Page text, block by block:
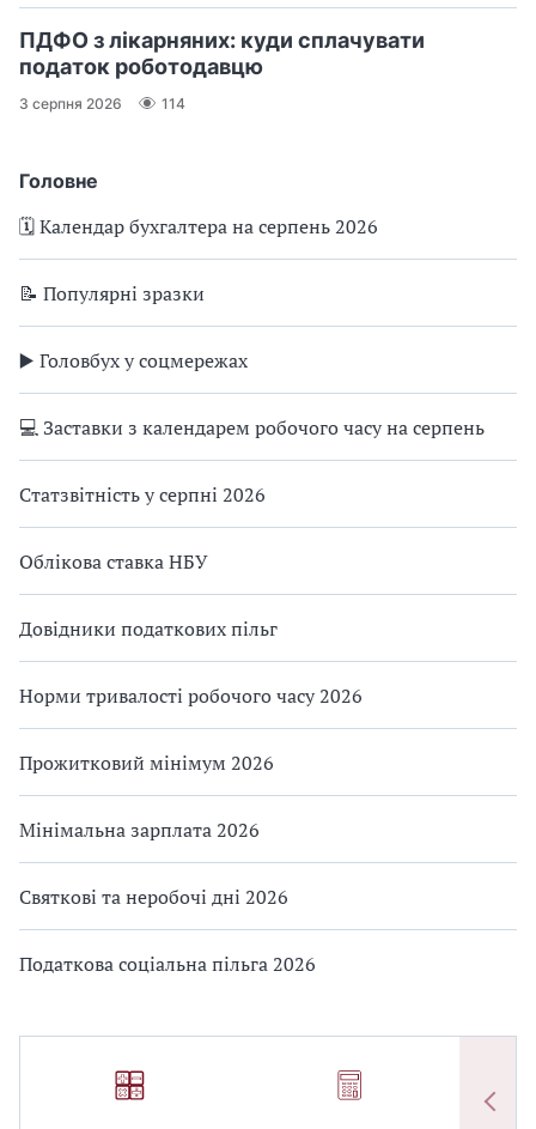
Головне
🗓️ Календар бухгалтера на серпень 2026
📝 Популярні зразки
▶️ Головбух у соцмережах
💻 Заставки з календарем робочого часу на серпень
Статзвітність у серпні 2026
Облікова ставка НБУ
Довідники податкових пільг
Норми тривалості робочого часу 2026
Прожитковий мінімум 2026
Мінімальна зарплата 2026
Святкові та неробочі дні 2026
Податкова соціальна пільга 2026
ПДФО з лікарняних: куди сплачувати
податок роботодавцю
3 серпня 2026 114